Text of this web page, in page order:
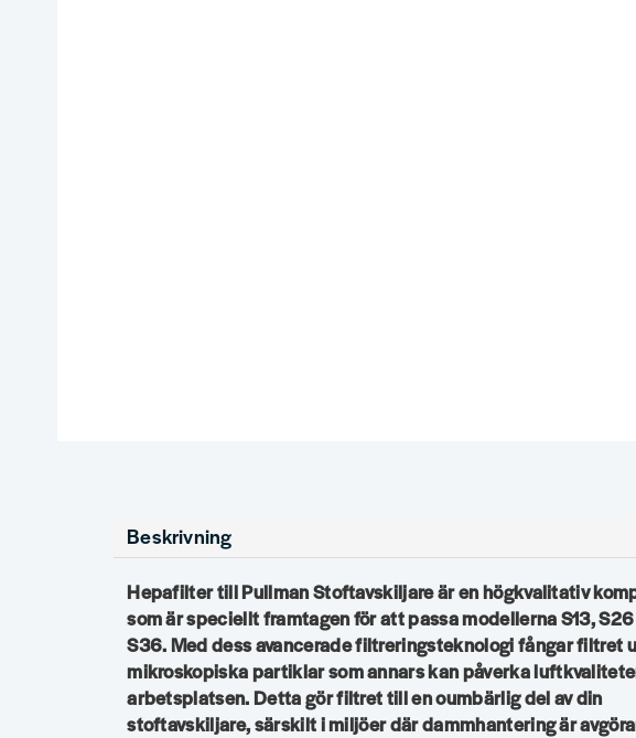
Beskrivning
Hepafilter till Pullman Stoftavskiljare är en högkvalitativ
som är speciellt framtagen för att passa modellerna S13,
S36. Med dess avancerade filtreringsteknologi fångar filtret
mikroskopiska partiklar som annars kan påverka
arbetsplatsen. Detta gör filtret till en oumbärlig del av din
stoftavskiljare, särskilt i miljöer där dammhantering är